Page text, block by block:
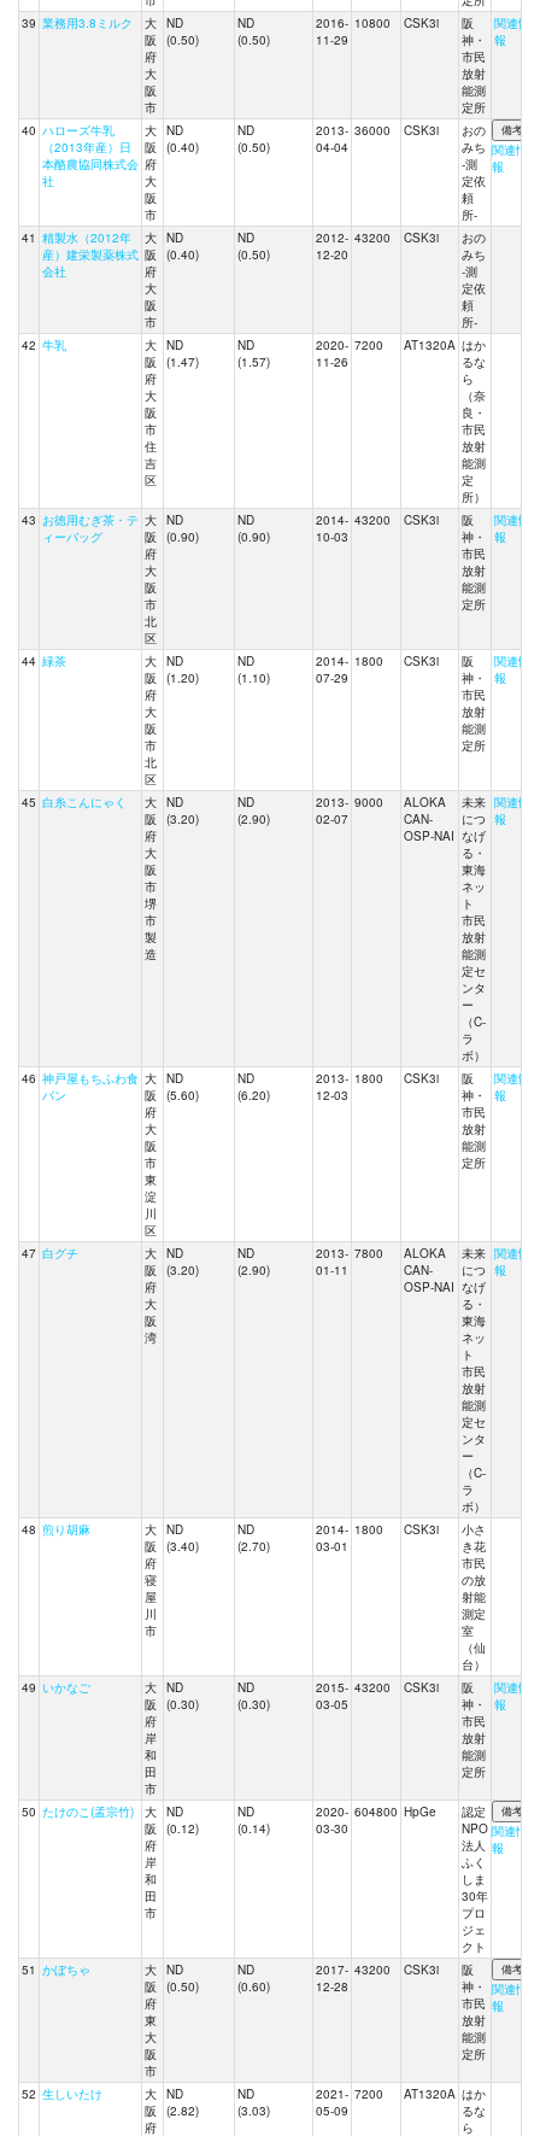
39 業務用3.8ミルク
大
阪
府
大
阪
市
ND
(0.50)
ND
(0.50)
2016-
11-29
10800 CSK3i
阪
神・
市民
放射
能測
定所
関連情
報
40 ハローズ牛乳
（2013年産）日
本酪農協同株式会
社
大
阪
府
大
阪
市
ND
(0.40)
ND
(0.50)
2013-
04-04
36000 CSK3i
おの
みち
-測
定依
頼
所-
関連情
報
41 精製水（2012年
産）建栄製薬株式
会社
大
阪
府
大
阪
市
ND
(0.40)
ND
(0.50)
2012-
12-20
43200 CSK3i
おの
みち
-測
定依
頼
所-
42 牛乳
大
阪
府
大
阪
市
住
吉
区
ND
(1.47)
ND
(1.57)
2020-
11-26
7200 AT1320A はか
るな
ら
（奈
良・
市民
放射
能測
定
所）
43 お徳用むぎ茶・テ
ィーバッグ
大
阪
府
大
阪
市
北
区
ND
(0.90)
ND
(0.90)
2014-
10-03
43200 CSK3i
阪
神・
市民
放射
能測
定所
関連情
報
44 緑茶
大
阪
府
大
阪
市
北
区
ND
(1.20)
ND
(1.10)
2014-
07-29
1800 CSK3i
阪
神・
市民
放射
能測
定所
関連情
報
45 白糸こんにゃく
大
阪
府
大
阪
市
堺
市
製
造
ND
(3.20)
ND
(2.90)
2013-
02-07
9000
ALOKA
CAN-
OSP-NAI
未来
につ
なげ
る・
東海
ネッ
ト
市民
放射
能測
定セ
ンタ
ー
（C-
ラ
ボ）
関連情
報
46 神戸屋もちふわ食
パン
大
阪
府
大
阪
市
東
淀
川
区
ND
(5.60)
ND
(6.20)
2013-
12-03
1800 CSK3i
阪
神・
市民
放射
能測
定所
関連情
報
47 白グチ
大
阪
府
大
阪
湾
ND
(3.20)
ND
(2.90)
2013-
01-11
7800
ALOKA
CAN-
OSP-NAI
未来
につ
なげ
る・
東海
ネッ
ト
市民
放射
能測
定セ
ンタ
ー
（C-
ラ
ボ）
関連情
報
48 煎り胡麻
大
阪
府
寝
屋
川
市
ND
(3.40)
ND
(2.70)
2014-
03-01
1800 CSK3i
小さ
き花
市民
の放
射能
測定
室
（仙
台）
49 いかなご
大
阪
府
岸
和
田
市
ND
(0.30)
ND
(0.30)
2015-
03-05
43200 CSK3i
阪
神・
市民
放射
能測
定所
関連情
報
50 たけのこ(孟宗竹)
大
阪
府
岸
和
田
市
ND
(0.12)
ND
(0.14)
2020-
03-30
604800 HpGe
認定
NPO
法人
ふく
しま
30年
プロ
ジェ
クト
関連情
報
51 かぼちゃ
大
阪
府
東
大
阪
市
ND
(0.50)
ND
(0.60)
2017-
12-28
43200 CSK3i
阪
神・
市民
放射
能測
定所
関連情
報
52 生しいたけ
大
阪
府
ND
(2.82)
ND
(3.03)
2021-
05-09
7200 AT1320A はか
るな
ら